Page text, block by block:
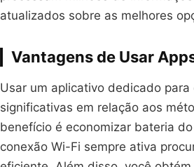
atualizados sobre as melhores
Vantagens de Usar
Usar um aplicativo dedicado
significativas em relação aos
benefício é economizar bateria
conexão Wi-Fi sempre ativa